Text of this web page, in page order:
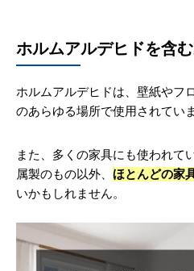
ホルムアルデヒドを含
ホルムアルデヒドは、壁紙やフ
のあらゆる場所で使用されていま
また、多くの家具にも使われて
属製のもの以外、 ほとんどの家
いかもしれません。